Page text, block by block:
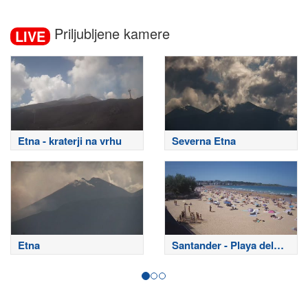
LIVE Priljubljene kamere
Etna - kraterji na vrhu Severna Etna
Etna
Santander - Playa del
Sardinero